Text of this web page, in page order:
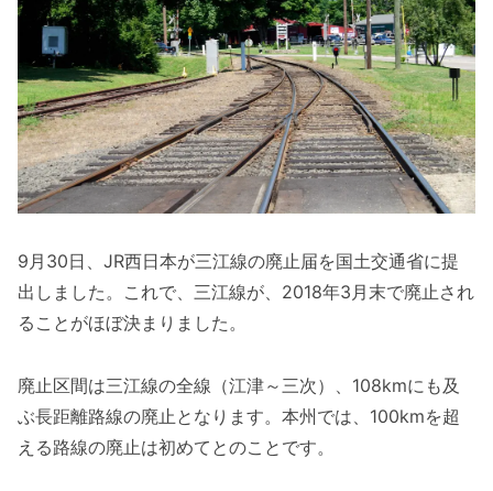
9月30日、JR西日本が三江線の廃止届を国土交通省に提
出しました。これで、三江線が、2018年3月末で廃止され
ることがほぼ決まりました。
廃止区間は三江線の全線（江津～三次）、108kmにも及
ぶ長距離路線の廃止となります。本州では、100kmを超
える路線の廃止は初めてとのことです。